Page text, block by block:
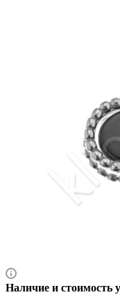
Наличие и стоимость